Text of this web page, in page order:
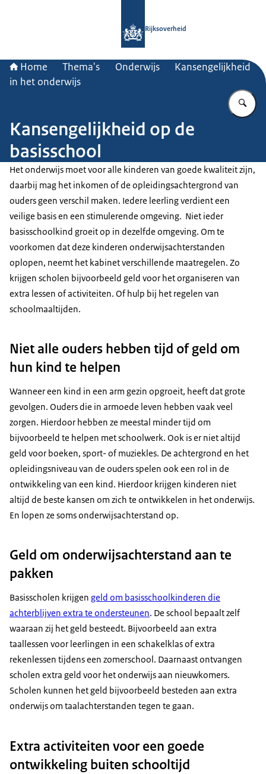
Rijksoverheid
Home Thema's Onderwijs
Kansengelijkheid
in het onderwijs
Kansengelijkheid op de
basisschool
Het onderwijs moet voor alle kinderen van goede kwaliteit zijn,
daarbij mag het inkomen of de opleidingsachtergrond van
ouders geen verschil maken. Iedere leerling verdient een
veilige basis en een stimulerende omgeving. Niet ieder
basisschoolkind groeit op in dezelfde omgeving. Om te
voorkomen dat deze kinderen onderwijsachterstanden
oplopen, neemt het kabinet verschillende maatregelen. Zo
krijgen scholen bijvoorbeeld geld voor het organiseren van
extra lessen of activiteiten. Of hulp bij het regelen van
schoolmaaltijden.
Niet alle ouders hebben tijd of geld om
hun kind te helpen
Wanneer een kind in een arm gezin opgroeit, heeft dat grote
gevolgen. Ouders die in armoede leven hebben vaak veel
zorgen. Hierdoor hebben ze meestal minder tijd om
bijvoorbeeld te helpen met schoolwerk. Ook is er niet altijd
geld voor boeken, sport- of muziekles. De achtergrond en het
opleidingsniveau van de ouders spelen ook een rol in de
ontwikkeling van een kind. Hierdoor krijgen kinderen niet
altijd de beste kansen om zich te ontwikkelen in het onderwijs.
En lopen ze soms onderwijsachterstand op.
Geld om onderwijsachterstand aan te
pakken
Basisscholen krijgen geld om basisschoolkinderen die
achterblijven extra te ondersteunen. De school bepaalt zelf
waaraan zij het geld besteedt. Bijvoorbeeld aan extra
taallessen voor leerlingen in een schakelklas of extra
rekenlessen tijdens een zomerschool. Daarnaast ontvangen
scholen extra geld voor het onderwijs aan nieuwkomers.
Scholen kunnen het geld bijvoorbeeld besteden aan extra
onderwijs om taalachterstanden tegen te gaan.
Extra activiteiten voor een goede
ontwikkeling buiten schooltijd